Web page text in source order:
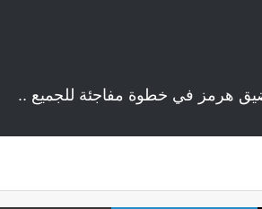
هرمز في خطوة مفاجئة للجميع ..
X لينكدإن